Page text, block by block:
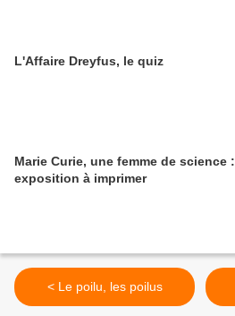
L'Affaire Dreyfus, le quiz
Marie Curie, une femme de science :
exposition à imprimer
< Le poilu, les poilus